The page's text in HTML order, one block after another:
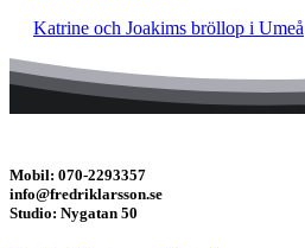
Katrine och Joakims bröllop i Umeå
Mobil: 070-2293357
info@fredriklarsson.se
Studio: Nygatan 50